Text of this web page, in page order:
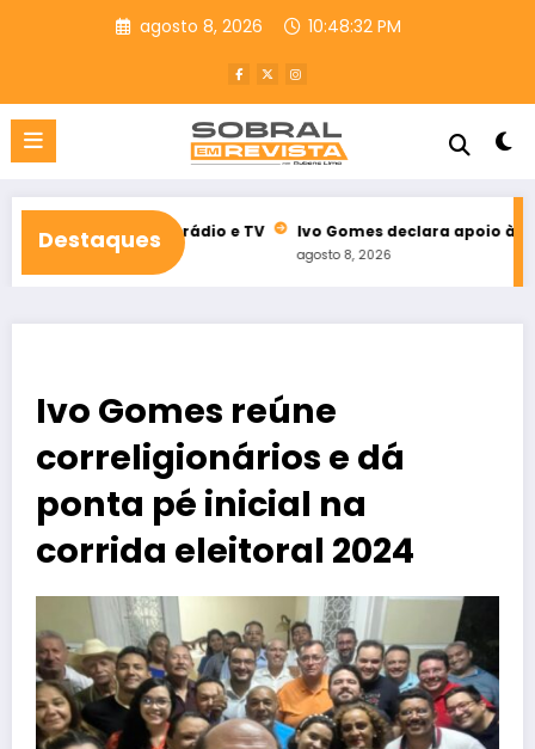
agosto 8, 2026 10:48:34 PM
Destaques
de rádio e TV Ivo Gomes declara apoio à reeleição de
agosto 8, 2026
Ivo Gomes reúne
correligionários e dá
ponta pé inicial na
corrida eleitoral 2024